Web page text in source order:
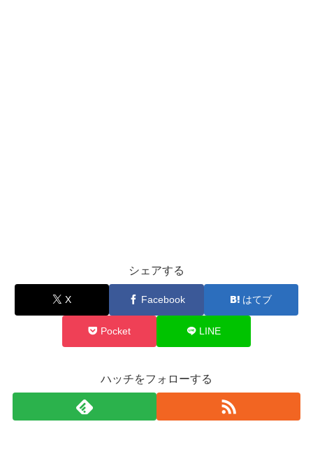
シェアする
X Facebook はてブ
Pocket LINE
ハッチをフォローする